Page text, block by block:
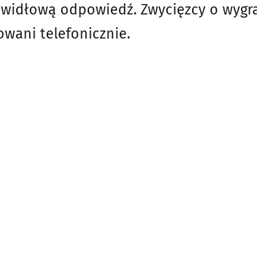
odpowiedź. Zwycięzcy o
telefonicznie.